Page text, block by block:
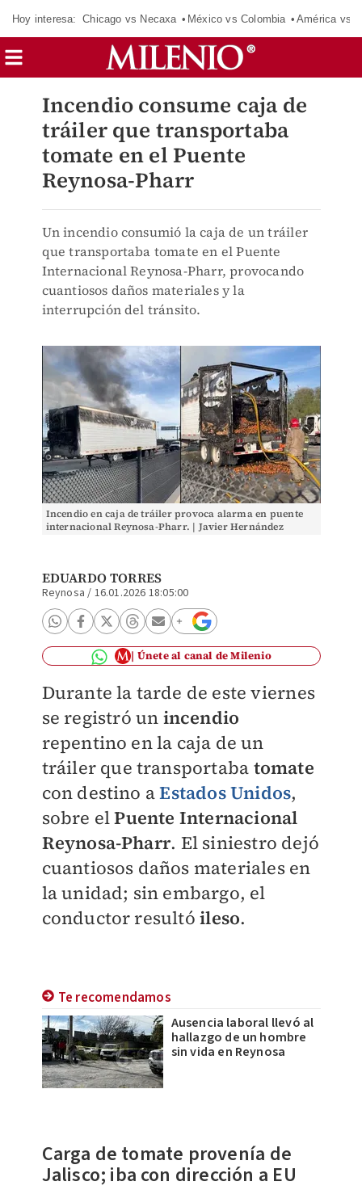
Hoy interesa: Chicago vs Necaxa México vs Colombia América vs
Incendio consume caja de
tráiler que transportaba
tomate en el Puente
Reynosa-Pharr
Un incendio consumió la caja de un tráiler
que transportaba tomate en el Puente
Internacional Reynosa-Pharr, provocando
cuantiosos daños materiales y la
interrupción del tránsito.
Incendio en caja de tráiler provoca alarma en puente
internacional Reynosa-Pharr. | Javier Hernández
EDUARDO TORRES
Reynosa / 16.01.2026 18:05:00
Únete al canal de Milenio
Durante la tarde de este viernes
se registró un incendio
repentino en la caja de un
tráiler que transportaba tomate
con destino aEstados Unidos,
sobre elPuente Internacional
Reynosa-Pharr. El siniestro dejó
cuantiosos daños materiales en
la unidad; sin embargo, el
conductor resultóileso.
Te recomendamos
Ausencia laboral llevó al
hallazgo de un hombre
sin vida en Reynosa
Carga de tomate provenía de
Jalisco; iba con dirección a EU